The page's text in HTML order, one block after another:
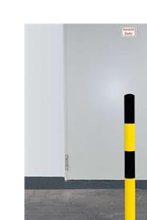
yapılmış son derece
alanlarını güvence
koruma babaları
destekleri, sütunları,
kapıları, yükleme
Yüzey işleme : Sıcak
kaplamalı Çok ağır
uygulama alanları için
forklift trafiği, araba